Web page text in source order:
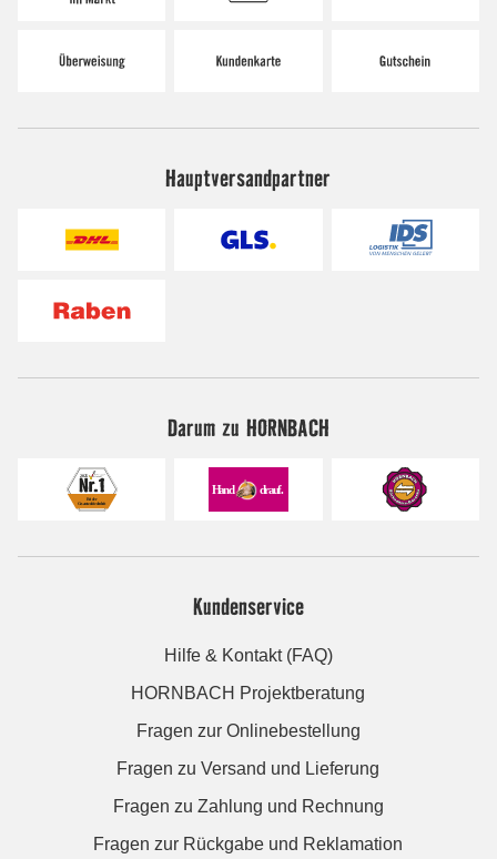
Hauptversandpartner
Darum zu HORNBACH
Kundenservice
Hilfe & Kontakt (FAQ)
HORNBACH Projektberatung
Fragen zur Onlinebestellung
Fragen zu Versand und Lieferung
Fragen zu Zahlung und Rechnung
Fragen zur Rückgabe und Reklamation